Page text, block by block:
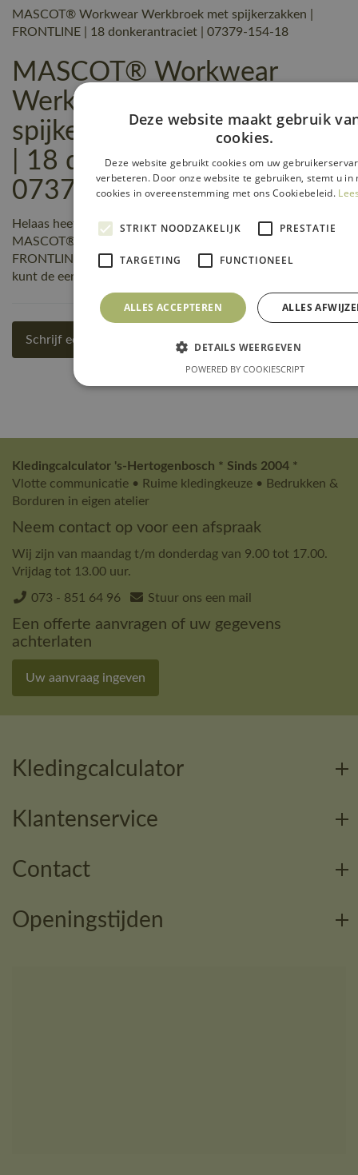
MASCOT® Workwear Werkbroek met spijkerzakken |
FRONTLINE | 18 donkerantraciet | 07379-154-18
MASCOT® Workwear
Werkbroek met
spijkerzakken | FRONTLINE
| 18 donkerantraciet |
07379-154-18 reviews
Helaas heeft nog niemand een beoordeling geschreven over
MASCOT® Workwear Werkbroek met spijkerzakken |
FRONTLINE | 18 donkerantraciet | 07379-154-18, maar jij
kunt de eerste zijn! Schrijf een review!
Schrijf een review
Kledingcalculator 's-Hertogenbosch * Sinds 2004 *
Vlotte communicatie • Ruime kledingkeuze • Bedrukken &
Borduren in eigen atelier
Neem contact op voor een afspraak
Wij zijn van maandag t/m donderdag van 9.00 tot 17.00.
Vrijdag tot 13.00 uur.
073 - 851 64 96 Stuur ons een mail
Een offerte aanvragen of uw gegevens
achterlaten
Uw aanvraag ingeven
Kledingcalculator
Klantenservice
Contact
Openingstijden
Deze website maakt gebruik
cookies.
Deze website gebruikt cookies om uw
verbeteren. Door onze website te gebruiken, stemt u in
cookies in overeenstemming met ons Cookiebeleid.
STRIKT NOODZAKELIJK PRESTATIE
TARGETING FUNCTIONEEL
ALLES ACCEPTEREN ALLES
DETAILS WEERGEVEN
POWERED BY COOKIESCRIPT